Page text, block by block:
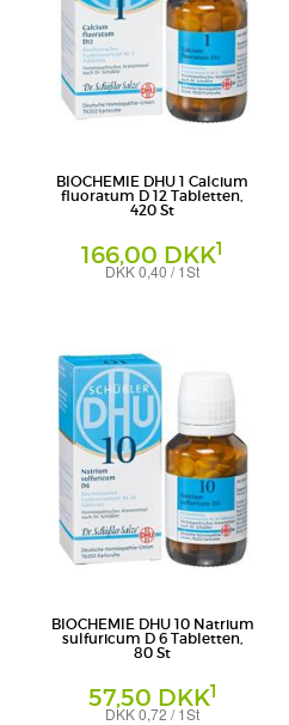
BIOCHEMIE DHU 1 Calcium
fluoratum D 12 Tabletten,
420 St
166,00 DKK1
DKK 0,40 / 1St
BIOCHEMIE DHU 10 Natrium
sulfuricum D 6 Tabletten,
80 St
57,50 DKK1
DKK 0,72 / 1St